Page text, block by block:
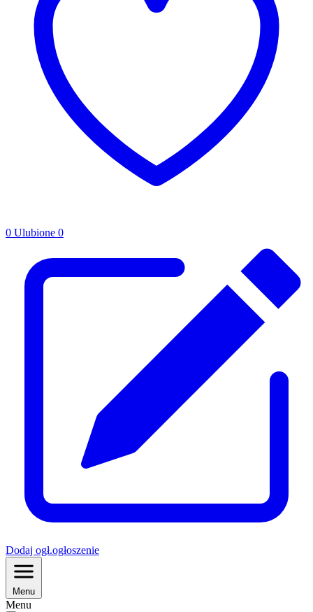
0 Ulubione 0
Dodaj ogł.ogłoszenie
Menu
Menu